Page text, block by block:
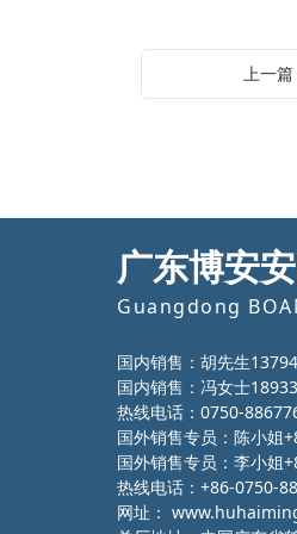
上一
广东博安
Guangdong
国内销售：胡先生
国内销售：冯女士
热线电话：0750-
国外销售专员：陈小姐
国外销售专员：李小姐
热线电话：+86-0750-
网址：